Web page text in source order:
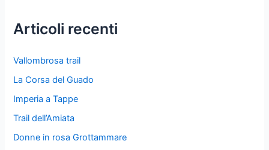
:Articoli recenti
Vallombrosa trail
La Corsa del Guado
Imperia a Tappe
Trail dell’Amiata
Donne in rosa Grottammare